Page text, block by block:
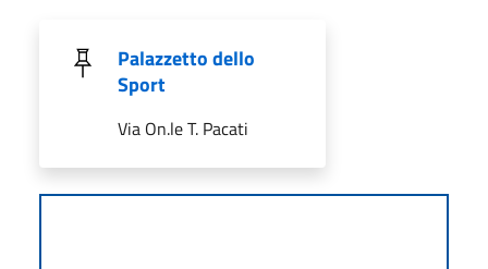
Palazzetto dello
Sport
Via On.le T. Pacati